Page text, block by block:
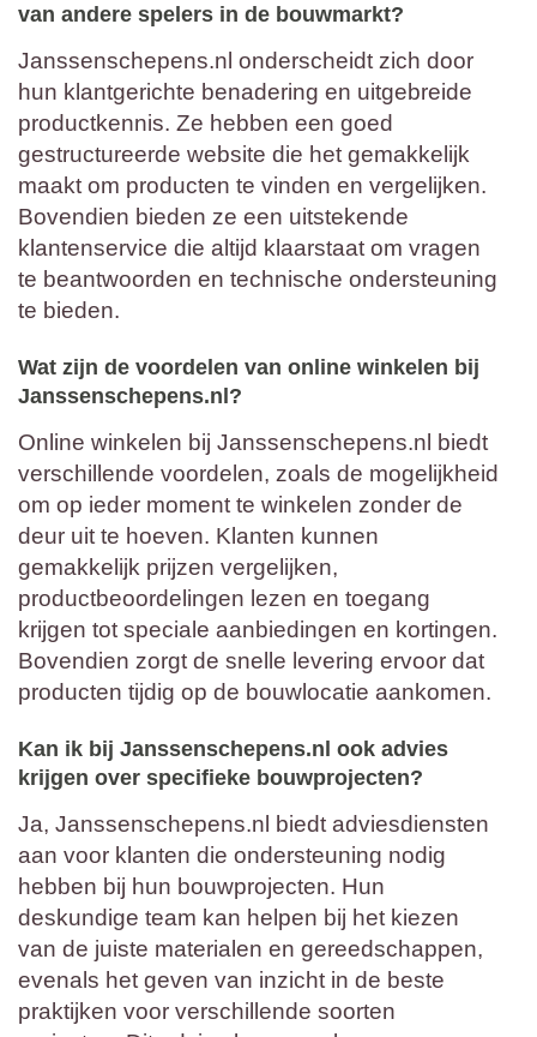
van andere spelers in de bouwmarkt?
Janssenschepens.nl onderscheidt zich door
hun klantgerichte benadering en uitgebreide
productkennis. Ze hebben een goed
gestructureerde website die het gemakkelijk
maakt om producten te vinden en vergelijken.
Bovendien bieden ze een uitstekende
klantenservice die altijd klaarstaat om vragen
te beantwoorden en technische ondersteuning
te bieden.
Wat zijn de voordelen van online winkelen bij
Janssenschepens.nl?
Online winkelen bij Janssenschepens.nl biedt
verschillende voordelen, zoals de mogelijkheid
om op ieder moment te winkelen zonder de
deur uit te hoeven. Klanten kunnen
gemakkelijk prijzen vergelijken,
productbeoordelingen lezen en toegang
krijgen tot speciale aanbiedingen en kortingen.
Bovendien zorgt de snelle levering ervoor dat
producten tijdig op de bouwlocatie aankomen.
Kan ik bij Janssenschepens.nl ook advies
krijgen over specifieke bouwprojecten?
Ja, Janssenschepens.nl biedt adviesdiensten
aan voor klanten die ondersteuning nodig
hebben bij hun bouwprojecten. Hun
deskundige team kan helpen bij het kiezen
van de juiste materialen en gereedschappen,
evenals het geven van inzicht in de beste
praktijken voor verschillende soorten